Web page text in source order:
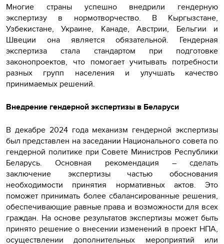
Многие страны успешно внедрили гендерную
экспертизу в нормотворчество. В Кыргызстане,
Узбекистане, Украине, Канаде, Австрии, Бельгии и
Швеции она является обязательной. Гендерная
экспертиза стала стандартом при подготовке
законопроектов, что помогает учитывать потребности
разных групп населения и улучшать качество
принимаемых решений.
Внедрение гендерной экспертизы в Беларуси
В декабре 2024 года механизм гендерной экспертизы
был представлен на заседании Национального совета по
гендерной политике при Совете Министров Республики
Беларусь. Основная рекомендация – сделать
заключение экспертизы частью обоснования
необходимости принятия нормативных актов. Это
поможет принимать более сбалансированные решения,
обеспечивающие равные права и возможности для всех
граждан. На основе результатов экспертизы может быть
принято решение о внесении изменений в проект НПА,
осуществлении дополнительных мероприятий или